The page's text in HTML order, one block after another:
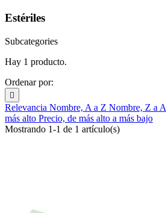
Estériles
Subcategories
Hay 1 producto.
Ordenar por:

Relevancia Nombre, A a Z Nombre, Z a A
más alto Precio, de más alto a más bajo
Mostrando 1-1 de 1 artículo(s)